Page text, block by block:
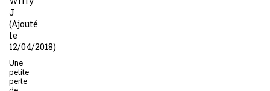
J
(Ajouté
le
12/04/2018)
Une
petite
perte